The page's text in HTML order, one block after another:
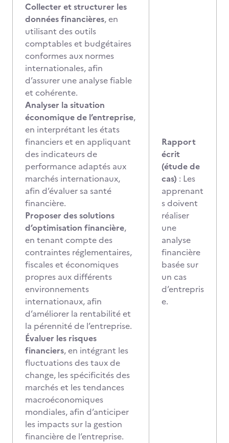
Collecter et structurer les
données financières, en
utilisant des outils
comptables et budgétaires
conformes aux normes
internationales, afin
d’assurer une analyse fiable
et cohérente.
Analyser la situation
économique de l’entreprise,
en interprétant les états
financiers et en appliquant
des indicateurs de
performance adaptés aux
marchés internationaux,
afin d’évaluer sa santé
financière.
Proposer des solutions
d’optimisation financière,
en tenant compte des
contraintes réglementaires,
fiscales et économiques
propres aux différents
environnements
internationaux, afin
d’améliorer la rentabilité et
la pérennité de l’entreprise.
Évaluer les risques
financiers, en intégrant les
fluctuations des taux de
change, les spécificités des
marchés et les tendances
macroéconomiques
mondiales, afin d’anticiper
les impacts sur la gestion
financière de l’entreprise.
Rapport
écrit
(étude de
cas) : Les
apprenant
s doivent
réaliser
une
analyse
financière
basée sur
un cas
d’entrepris
e.